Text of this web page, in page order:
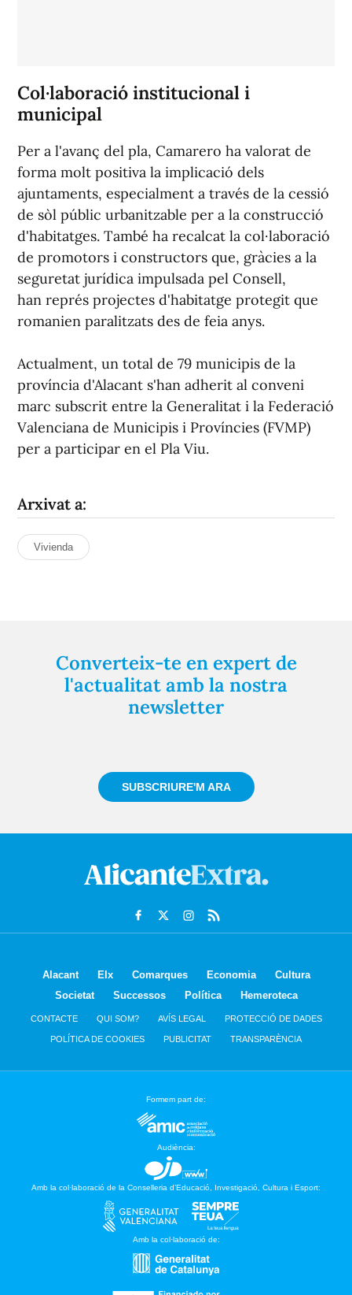
Col·laboració institucional i
municipal
Per a l'avanç del pla, Camarero ha valorat de
forma molt positiva la implicació dels
ajuntaments, especialment a través de la cessió
de sòl públic urbanitzable per a la construcció
d'habitatges. També ha recalcat la col·laboració
de promotors i constructors que, gràcies a la
seguretat jurídica impulsada pel Consell,
han représ projectes d'habitatge protegit que
romanien paralitzats des de feia anys.
Actualment, un total de 79 municipis de la
província d'Alacant s'han adherit al conveni
marc subscrit entre la Generalitat i la Federació
Valenciana de Municipis i Províncies (FVMP)
per a participar en el Pla Viu.
Arxivat a:
Vivienda
Converteix-te en expert de
l'actualitat amb la nostra
newsletter
SUBSCRIURE'M ARA
Alacant Elx Comarques Economia
Cultura
Societat
Successos Política Hemeroteca
CONTACTE QUI SOM? AVÍS LEGAL PROTECCIÓ DE DADES
POLÍTICA DE COOKIES PUBLICITAT TRANSPARÈNCIA
Formem part de:
Audiència:
Amb la col·laboració de la Conselleria d’Educació, Investigació, Cultura i Esport:
Amb la col·laboració de: